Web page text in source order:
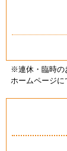
※連休・臨時の
ホームページ